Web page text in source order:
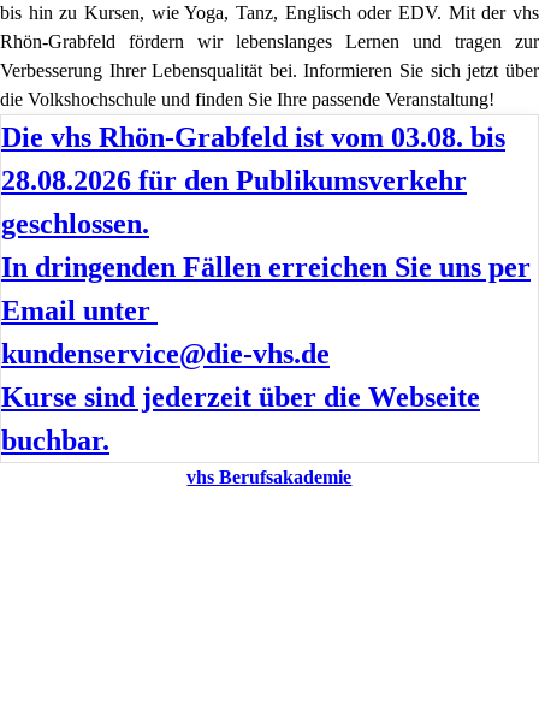
bis hin zu Kursen, wie Yoga, Tanz, Englisch oder EDV. Mit der vhs
Rhön-Grabfeld fördern wir lebenslanges Lernen und tragen zur
Verbesserung Ihrer Lebensqualität bei. Informieren Sie sich jetzt über
die Volkshochschule und finden Sie Ihre passende Veranstaltung!
Die vhs Rhön-Grabfeld ist vom 03.08. bis
28.08.2026 für den Publikumsverkehr
geschlossen.
In dringenden Fällen erreichen Sie uns per
Email unter
kundenservice@die-vhs.de
Kurse sind jederzeit über die Webseite
buchbar.
vhs Berufsakademie